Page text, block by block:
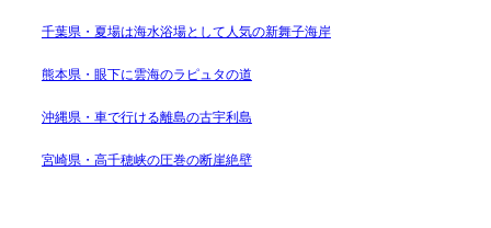
千葉県・夏場は海水浴場として人気の新舞子海岸
熊本県・眼下に雲海のラピュタの道
沖縄県・車で行ける離島の古宇利島
宮崎県・高千穂峡の圧巻の断崖絶壁